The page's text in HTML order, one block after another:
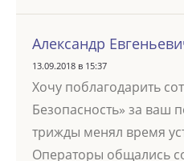
Александр
13.09.2018 в 15:37
Хочу поблагодарить
Безопасность» за ваш
трижды менял время
Операторы общались